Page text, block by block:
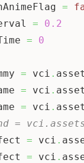
=
=
0.2
= 0
= vci .
= vci .
= vci .
=
= vci .
= vci .